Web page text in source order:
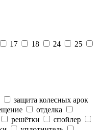
17 18 24
25
защита колесных арок
отделка
решётки
спойлер